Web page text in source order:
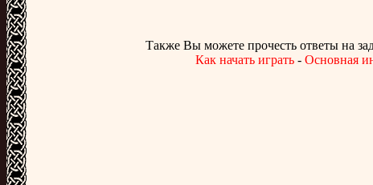
Также Вы можете прочесть ответы на
Как начать играть - Основная